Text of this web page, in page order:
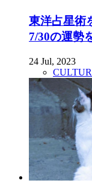
東洋占星術
7/30の運勢
24 Jul, 2023